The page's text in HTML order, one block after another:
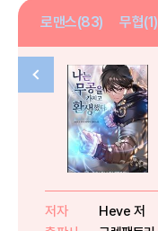
로맨스(83) 무협(1)
저자
Heve 저